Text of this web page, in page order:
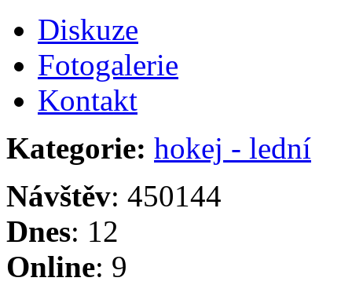
Diskuze
Fotogalerie
Kontakt
Kategorie: hokej - lední
Návštěv: 450144
Dnes: 12
Online: 9